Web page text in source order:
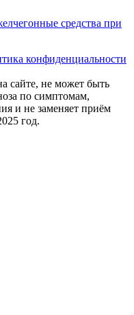
средства при
конфиденциальности
сайте, не может быть
по симптомам,
и не заменяет приём
год.